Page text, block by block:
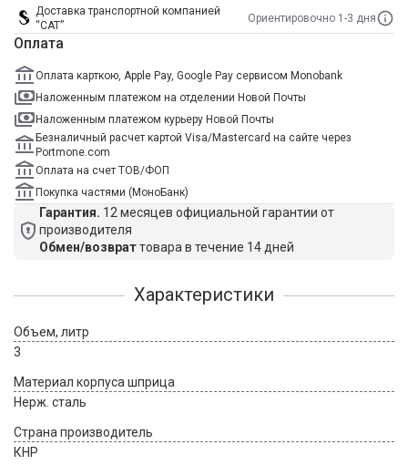
Доставка транспортной компанией
“САТ”
Ориентировочно 1-3 дня
Оплата
Оплата карткою, Apple Pay, Google Pay сервисом Monobank
Наложенным платежом на отделении Новой Почты
Наложенным платежом курьеру Новой Почты
Безналичный расчет картой Visa/Mastercard на сайте через
Portmone.com
Оплата на счет ТОВ/ФОП
Покупка частями (МоноБанк)
Гарантия. 12 месяцев официальной гарантии от
производителя
Обмен/возвраттовара в течение 14 дней
Характеристики
Объем, литр
3
Материал корпуса шприца
Нерж. сталь
Страна производитель
КНР